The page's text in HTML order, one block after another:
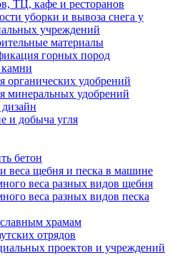
ТЦ, кафе и ресторанов
уборки и вывоза снега у
учреждений
материалы
горных пород
органических удобрений
минеральных удобрений
и добыча угля
бетон
веса щебня и песка в машине
веса разных видов щебня
веса разных видов песка
храмам
отрядов
проектов и учреждений